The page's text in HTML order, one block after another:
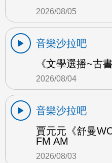
2026/08/05
音樂沙拉吧
《文學選播~古
2026/08/04
音樂沙拉吧
賈元元《舒曼
FM AM
2026/08/03